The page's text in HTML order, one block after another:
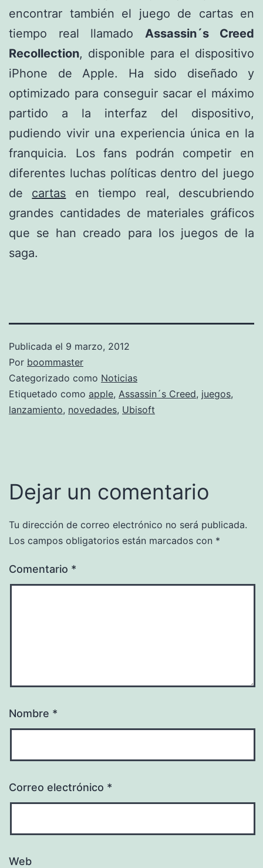
encontrar también el juego de cartas en
tiempo real llamado Assassin´s Creed
Recollection, disponible para el dispositivo
iPhone de Apple. Ha sido diseñado y
optimizado para conseguir sacar el máximo
partido a la interfaz del dispositivo,
pudiendo vivir una experiencia única en la
franquicia. Los fans podrán competir en
diferentes luchas políticas dentro del juego
de cartas en tiempo real, descubriendo
grandes cantidades de materiales gráficos
que se han creado para los juegos de la
saga.
Publicada el 9 marzo, 2012
Por boommaster
Categorizado como Noticias
Etiquetado como apple, Assassin´s Creed, juegos,
lanzamiento, novedades, Ubisoft
Dejar un comentario
Tu dirección de correo electrónico no será publicada.
Los campos obligatorios están marcados con *
Comentario *
Nombre *
Correo electrónico *
Web